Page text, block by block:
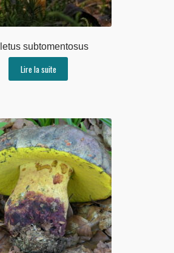
subtomentosus
Lire la suite